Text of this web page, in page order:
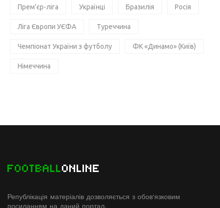
Прем'єр-ліга Українці Бразилія Росія
Ліга Європи УЄФА Туреччина
Чемпіонат України з футболу ФК «Динамо» (Київ)
Німеччина
FOOTBALLONLINE
Републікація матеріалів дозволяється з обов'язковим
посиланням на даний портал.